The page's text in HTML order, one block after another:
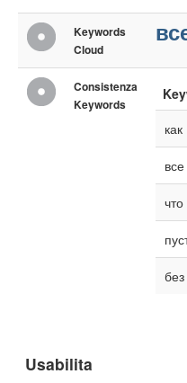
Keywords
Cloud
Consistenza
Keywords
как
все
что
без
Usabilita